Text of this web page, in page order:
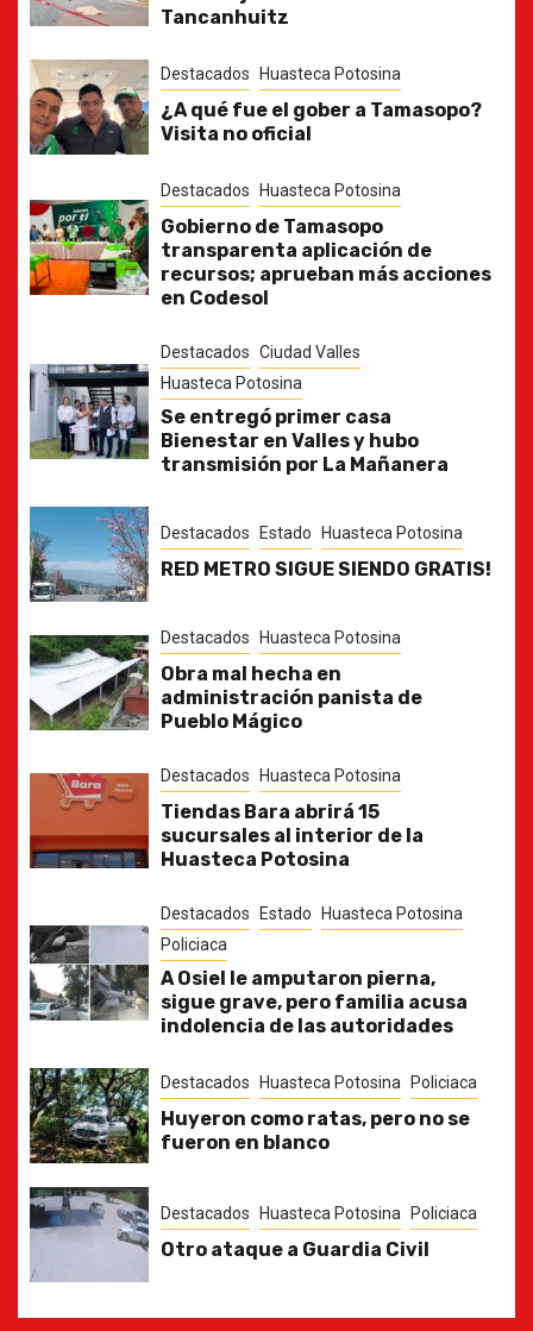
Tancanhuitz
Destacados Huasteca Potosina
¿A qué fue el gober a Tamasopo?
Visita no oficial
Destacados Huasteca Potosina
Gobierno de Tamasopo
transparenta aplicación de
recursos; aprueban más acciones
en Codesol
Destacados Ciudad Valles
Huasteca Potosina
Se entregó primer casa
Bienestar en Valles y hubo
transmisión por La Mañanera
Destacados Estado Huasteca Potosina
RED METRO SIGUE SIENDO GRATIS!
Destacados Huasteca Potosina
Obra mal hecha en
administración panista de
Pueblo Mágico
Destacados Huasteca Potosina
Tiendas Bara abrirá 15
sucursales al interior de la
Huasteca Potosina
Destacados Estado Huasteca Potosina
Policiaca
A Osiel le amputaron pierna,
sigue grave, pero familia acusa
indolencia de las autoridades
Destacados Huasteca Potosina Policiaca
Huyeron como ratas, pero no se
fueron en blanco
Destacados Huasteca Potosina Policiaca
Otro ataque a Guardia Civil